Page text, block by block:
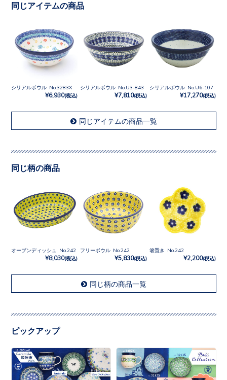
同じアイテムの商品
シリアルボウル No.3283X
¥6,930(税込)
シリアルボウル No.U3-843
¥7,810(税込)
シリアルボウル No.U6-107
¥17,270(税込)
同じアイテムの商品一覧
同じ柄の商品
オーブンディッシュ No.242
¥8,030(税込)
フリーボウル No.242
¥5,830(税込)
箸置き No.242
¥2,200(税込)
同じ柄の商品一覧
ピックアップ